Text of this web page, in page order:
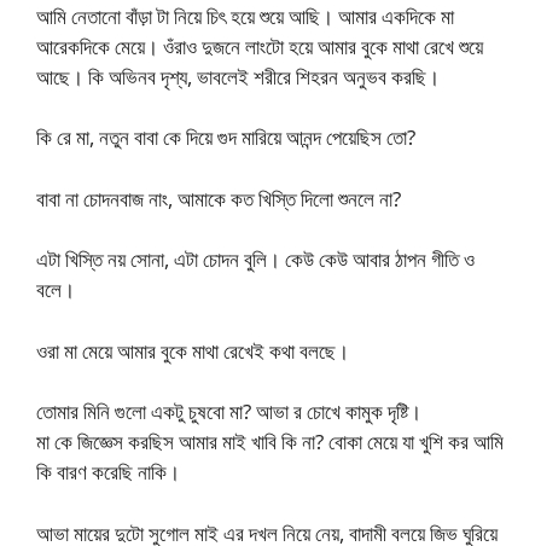
আমি নেতানো বাঁড়া টা নিয়ে চিৎ হয়ে শুয়ে আছি। আমার একদিকে মা
আরেকদিকে মেয়ে। ওঁরাও‌ দুজনে লাংটো হয়ে আমার বুকে মাথা রেখে শুয়ে
আছে। কি অভিনব দৃশ্য, ভাবলেই শরীরে শিহরন অনুভব করছি।
কি রে মা, নতুন বাবা কে দিয়ে গুদ মারিয়ে আনন্দ পেয়েছিস তো?
বাবা না চোদনবাজ নাং, আমাকে কত খিস্তি দিলো শুনলে না?
এটা খিস্তি নয় সোনা, এটা চোদন বুলি। কেউ কেউ আবার ঠাপন গীতি ও
বলে।
ওরা মা মেয়ে আমার বুকে মাথা রেখেই কথা বলছে।
তোমার মিনি গুলো একটু চুষবো মা? আভা র চোখে কামুক দৃষ্টি।
মা কে জিজ্ঞেস করছিস আমার মাই খাবি কি না? বোকা মেয়ে যা খুশি কর আমি
কি বারণ করেছি নাকি।
আভা মায়ের দুটো সুগোল মাই এর দখল নিয়ে নেয়, বাদামী বলয়ে জিভ ঘুরিয়ে